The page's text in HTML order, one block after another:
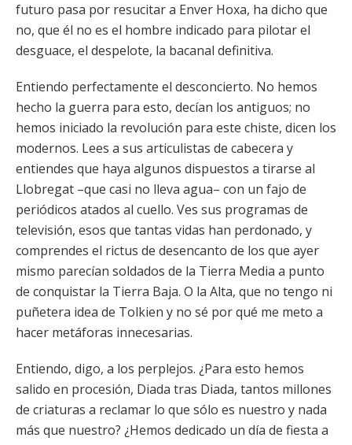
futuro pasa por resucitar a Enver Hoxa, ha dicho que
no, que él no es el hombre indicado para pilotar el
desguace, el despelote, la bacanal definitiva.
Entiendo perfectamente el desconcierto. No hemos
hecho la guerra para esto, decían los antiguos; no
hemos iniciado la revolución para este chiste, dicen los
modernos. Lees a sus articulistas de cabecera y
entiendes que haya algunos dispuestos a tirarse al
Llobregat –que casi no lleva agua– con un fajo de
periódicos atados al cuello. Ves sus programas de
televisión, esos que tantas vidas han perdonado, y
comprendes el rictus de desencanto de los que ayer
mismo parecían soldados de la Tierra Media a punto
de conquistar la Tierra Baja. O la Alta, que no tengo ni
puñetera idea de Tolkien y no sé por qué me meto a
hacer metáforas innecesarias.
Entiendo, digo, a los perplejos. ¿Para esto hemos
salido en procesión, Diada tras Diada, tantos millones
de criaturas a reclamar lo que sólo es nuestro y nada
más que nuestro? ¿Hemos dedicado un día de fiesta a